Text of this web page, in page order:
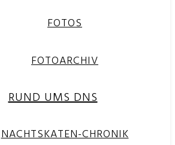
FOTOS
FOTOARCHIV
RUND UMS DNS
NACHTSKATEN-CHRONIK